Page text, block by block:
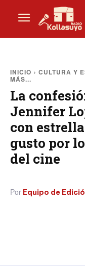
INICIO CULTURA Y
MÁS...
La
Jennifer
con
gusto por
del cine
Por Equipo de